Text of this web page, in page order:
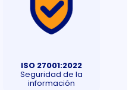
ISO 27001:2022
Seguridad de la
información